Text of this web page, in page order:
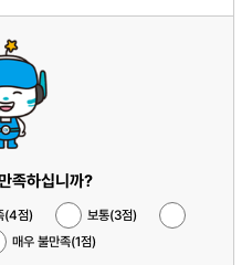
족하십니까?
(4점)
보통(3점)
매우 불만족(1점)